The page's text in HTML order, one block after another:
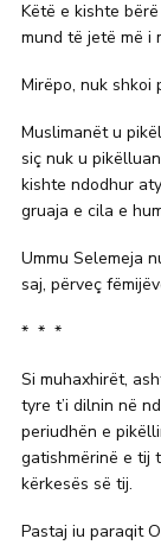
Këtë e kishte
mund të jetë më i
Mirëpo, nuk shkoi
Muslimanët u
siç nuk u
kishte ndodhur
gruaja e cila e
Ummu Selemeja
saj, përveç
* * *
Si muhaxhirët,
tyre t’i dilnin në
periudhën e
gatishmërinë e tij
kërkesës së tij.
Pastaj iu paraqit